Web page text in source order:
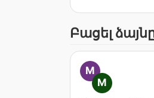
Բացել
M
M